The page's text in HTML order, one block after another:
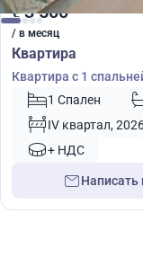
€3 500
/ в месяц
Квартира
Квартира с 1
№ 551751 Спален
IV квартал,
+ НДС
Написать